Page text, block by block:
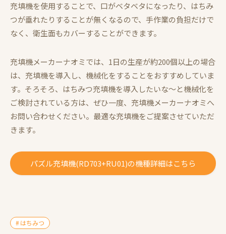
充填機を使用することで、口がベタベタになったり、はちみ
つが垂れたりすることが無くなるので、手作業の負担だけで
なく、衛生面もカバーすることができます。
充填機メーカーナオミでは、1日の生産が約200個以上の場合
は、充填機を導入し、機械化をすることをおすすめしていま
す。そろそろ、はちみつ充填機を導入したいな〜と機械化を
ご検討されている方は、ぜひ一度、充填機メーカーナオミへ
お問い合わせください。最適な充填機をご提案させていただ
きます。
パズル充填機(RD703+RU01)の機種詳細はこちら
はちみつ